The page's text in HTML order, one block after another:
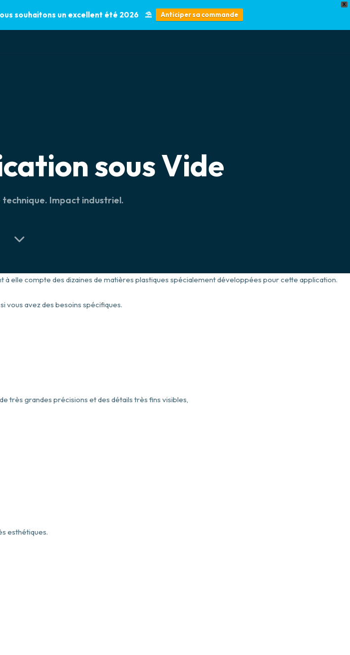
X
souhaitons un excellent été 2026 ⛱️ Anticiper sa commande
sous Vide
technique. Impact industriel.
à elle compte des dizaines de matières plastiques spécialement développées pour cette application.
vous avez des besoins spécifiques.
très grandes précisions et des détails très fins visibles,
esthétiques.